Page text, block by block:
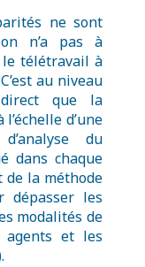
ne sont
n’a pas à
télétravail à
au niveau
que la
d’une
du
dans chaque
de la méthode
dépasser les
modalités de
agents et les